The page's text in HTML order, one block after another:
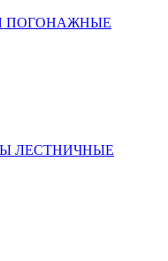
ПОГОНАЖНЫЕ
ЛЕСТНИЧНЫЕ